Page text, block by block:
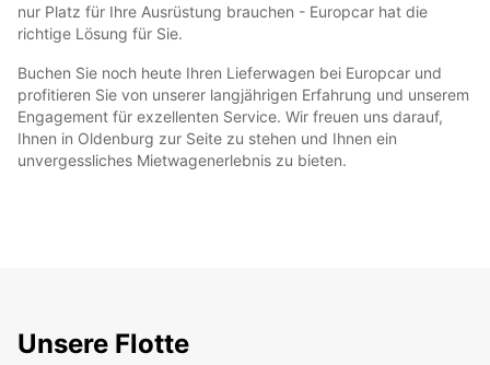
nur Platz für Ihre Ausrüstung brauchen - Europcar hat die
richtige Lösung für Sie.
Buchen Sie noch heute Ihren Lieferwagen bei Europcar und
profitieren Sie von unserer langjährigen Erfahrung und unserem
Engagement für exzellenten Service. Wir freuen uns darauf,
Ihnen in Oldenburg zur Seite zu stehen und Ihnen ein
unvergessliches Mietwagenerlebnis zu bieten.
Unsere Flotte